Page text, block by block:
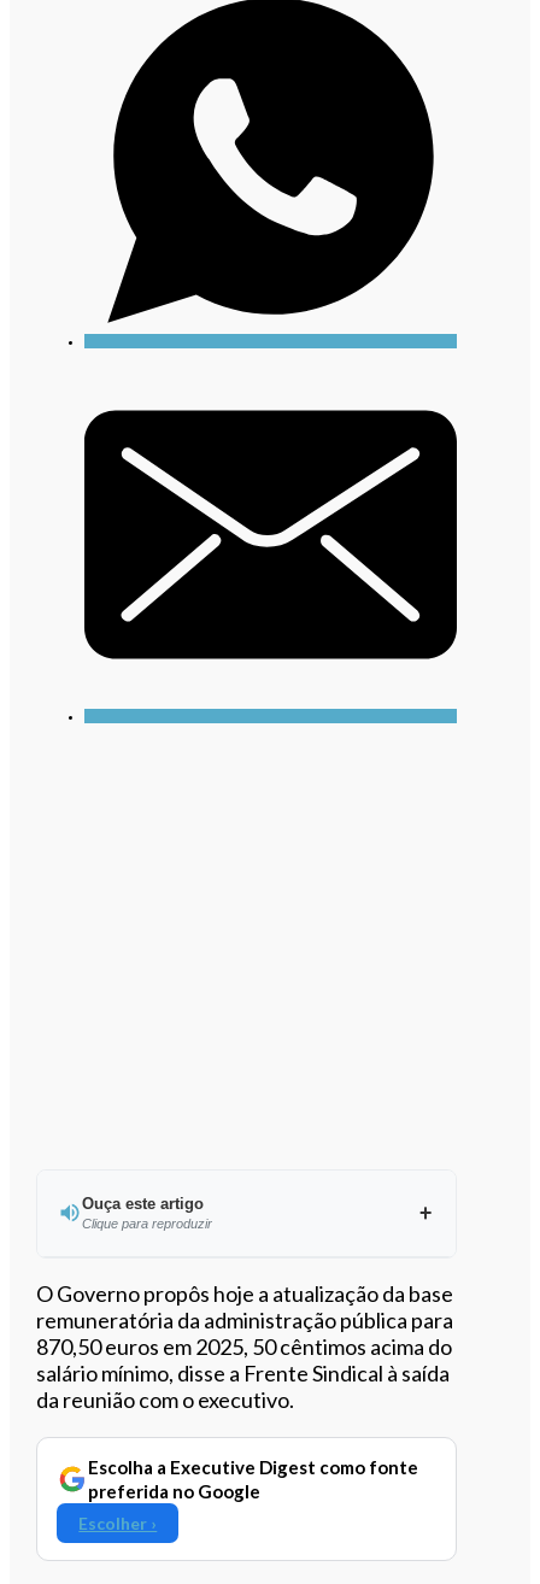
Ouça este artigo
Clique para reproduzir
Ouvir este artigo
O Governo propôs hoje a atualização da base
remuneratória da administração pública para
870,50 euros em 2025, 50 cêntimos acima do
salário mínimo, disse a Frente Sindical à saída
da reunião com o executivo.
Escolha a Executive Digest como fonte
preferida no Google
Escolher ›